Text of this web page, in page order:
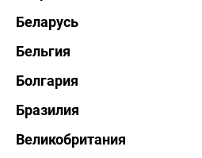
Беларусь
Бельгия
Болгария
Бразилия
Великобритания